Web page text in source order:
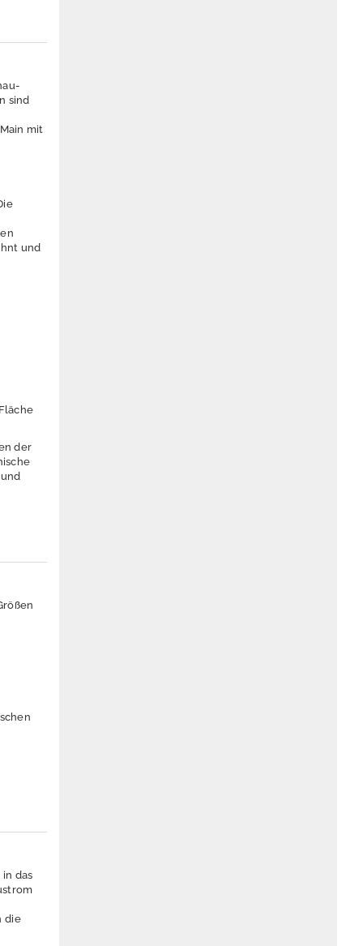
sind
mit
und
der
das
die